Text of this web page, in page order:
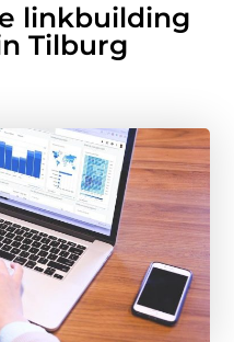
linkbuilding
Tilburg